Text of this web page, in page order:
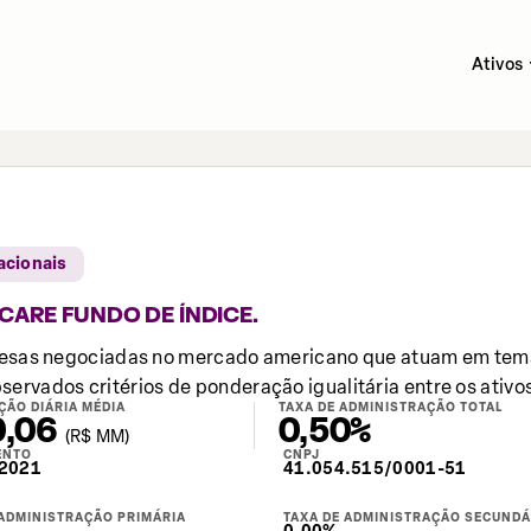
Ativos
FUNDO DE ÍNDICE.
negociadas no mercado americano que atuam em
critérios de ponderação igualitária entre os
DIÁRIA MÉDIA
(R$ MM)
TAXA DE ADMINISTRAÇÃO TOTAL
0,50%
CNPJ
41.054.515/0001-51
PRIMÁRIA TAXA DE ADMINISTRAÇÃO